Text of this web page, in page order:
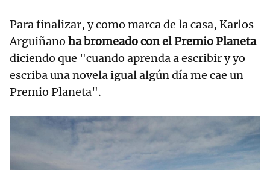
Para finalizar, y como marca de la casa, Karlos
Arguiñano ha bromeado con el Premio Planeta
diciendo que "cuando aprenda a escribir y yo
escriba una novela igual algún día me cae un
Premio Planeta".